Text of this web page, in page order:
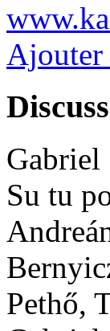
Ajouter
Su tu
Pethő,